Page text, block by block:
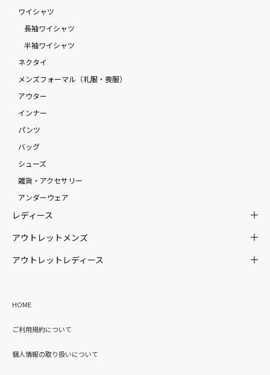
ワイシャツ
長袖ワイシャツ
半袖ワイシャツ
ネクタイ
メンズフォーマル（礼服・喪服）
アウター
インナー
パンツ
バッグ
シューズ
雑貨・アクセサリー
アンダーウェア
レディース
アウトレットメンズ
アウトレットレディース
HOME
ご利用規約について
個人情報の取り扱いについて